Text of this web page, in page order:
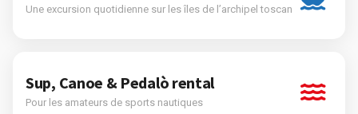
Une excursion quotidienne sur les îles de l’archipel toscan
Sup, Canoe & Pedalò rental
Pour les amateurs de sports nautiques